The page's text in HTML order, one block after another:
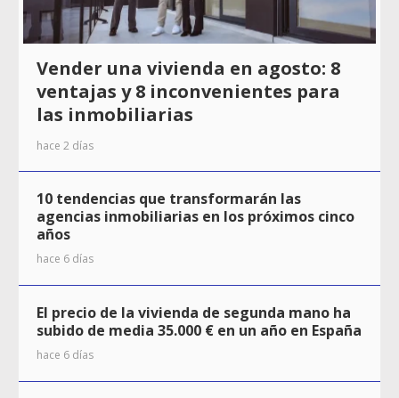
Vender una vivienda en agosto: 8
ventajas y 8 inconvenientes para
las inmobiliarias
hace 2 días
10 tendencias que transformarán las
agencias inmobiliarias en los próximos cinco
años
hace 6 días
El precio de la vivienda de segunda mano ha
subido de media 35.000 € en un año en España
hace 6 días